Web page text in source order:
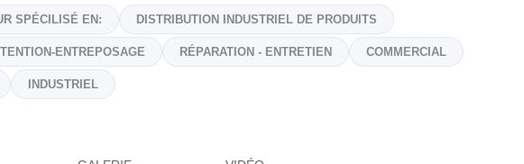
SPÉCILISÉ EN: DISTRIBUTION INDUSTRIEL DE PRODUITS
ENTREPOSAGE RÉPARATION - ENTRETIEN COMMERCIAL
INDUSTRIEL